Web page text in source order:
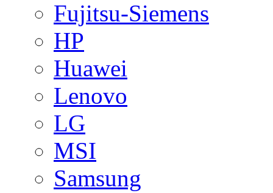
Fujitsu-Siemens
HP
Huawei
Lenovo
LG
MSI
Samsung